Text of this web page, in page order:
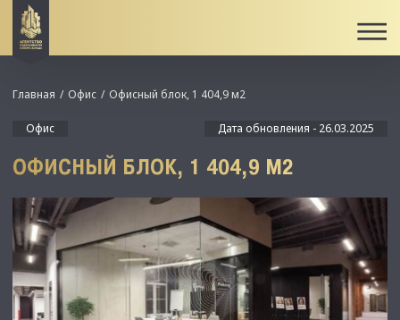
Главная Офис Офисный блок, 1 404,9 м2
Офис Дата обновления - 26.03.2025
ОФИСНЫЙ БЛОК, 1 404,9 М2